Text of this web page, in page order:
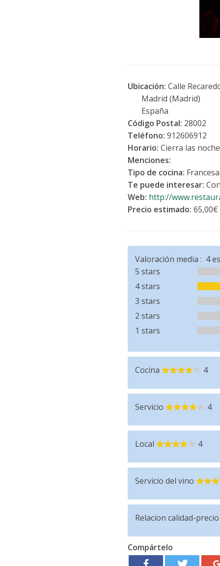
Ubicación: Calle
Madrid (Madrid)
España
Código Postal: 28002
Teléfono: 912606912
Horario: Cierra las
Menciones:
Tipo de cocina: Francesa
Te puede interesar:
Web: http://
Precio estimado: 65,00€
Valoración media :
5 stars
4 stars
3 stars
2 stars
1 stars
4
Cocina 4
Servicio 4
Local 4
Servicio del vino
Relacion calidad-precio
Compártelo